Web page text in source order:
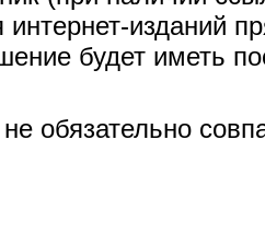
изданий
будет иметь
обязательно